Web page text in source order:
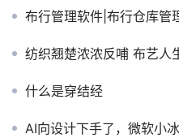
布行管理软件|布行仓库管
纺织翘楚浓浓反哺 布艺人
什么是穿结经
AI向设计下手了，微软小